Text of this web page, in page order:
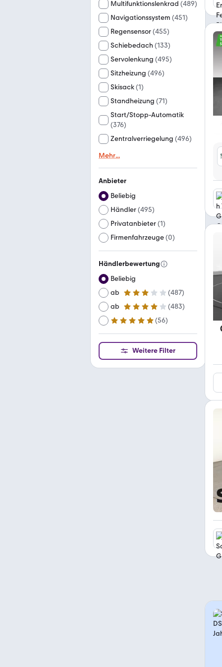
Multifunktionslenkrad (489)
Navigationssystem (451)
Regensensor(455)
Schiebedach (133)
Servolenkung (495)
Sitzheizung (496)
Skisack(1)
Standheizung (71)
Start/Stopp-Automatik
(376)
Zentralverriegelung (496)
Mehr...
Anbieter
Beliebig
Händler(495)
Privatanbieter(1)
Firmenfahrzeuge(0)
Händlerbewertung
Beliebig
ab
3 Sterne (487)
ab
4 Sterne (483)
ab
5 Sterne (56)
Weitere Filter